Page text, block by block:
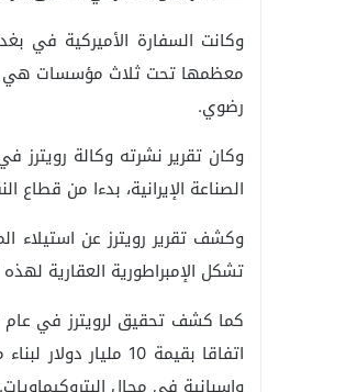
معظمها تحت ثلاث مؤسسات هي
رضوي.
الصناعة الإيرانية، بدءا من قطاع
وكشف تقرير رويترز عن استيلاء
تشكل الإمبراطورية العقارية لهذه
اتفاقا بقيمة 10